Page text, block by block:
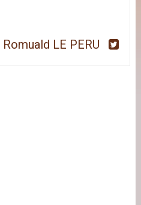
Romuald LE PERU